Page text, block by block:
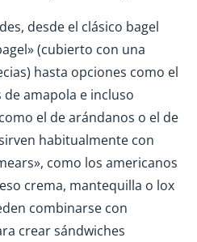
desde el clásico bagel
(cubierto con una
hasta opciones como el
de amapola e incluso
el de arándanos o el de
habitualmente con
como los americanos
crema, mantequilla o lox
combinarse con
crear sándwiches